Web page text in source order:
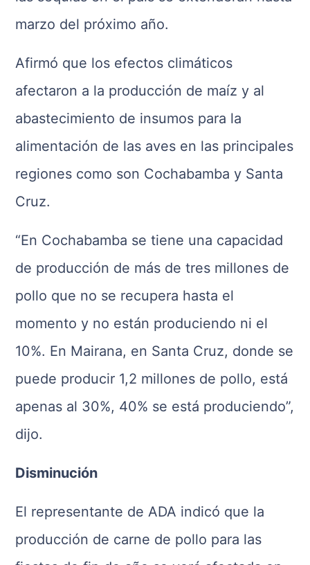
marzo del próximo año.
Afirmó que los efectos climáticos
afectaron a la producción de maíz y al
abastecimiento de insumos para la
alimentación de las aves en las principales
regiones como son Cochabamba y Santa
Cruz.
“En Cochabamba se tiene una capacidad
de producción de más de tres millones de
pollo que no se recupera hasta el
momento y no están produciendo ni el
10%. En Mairana, en Santa Cruz, donde se
puede producir 1,2 millones de pollo, está
apenas al 30%, 40% se está produciendo”,
dijo.
Disminución
El representante de ADA indicó que la
producción de carne de pollo para las